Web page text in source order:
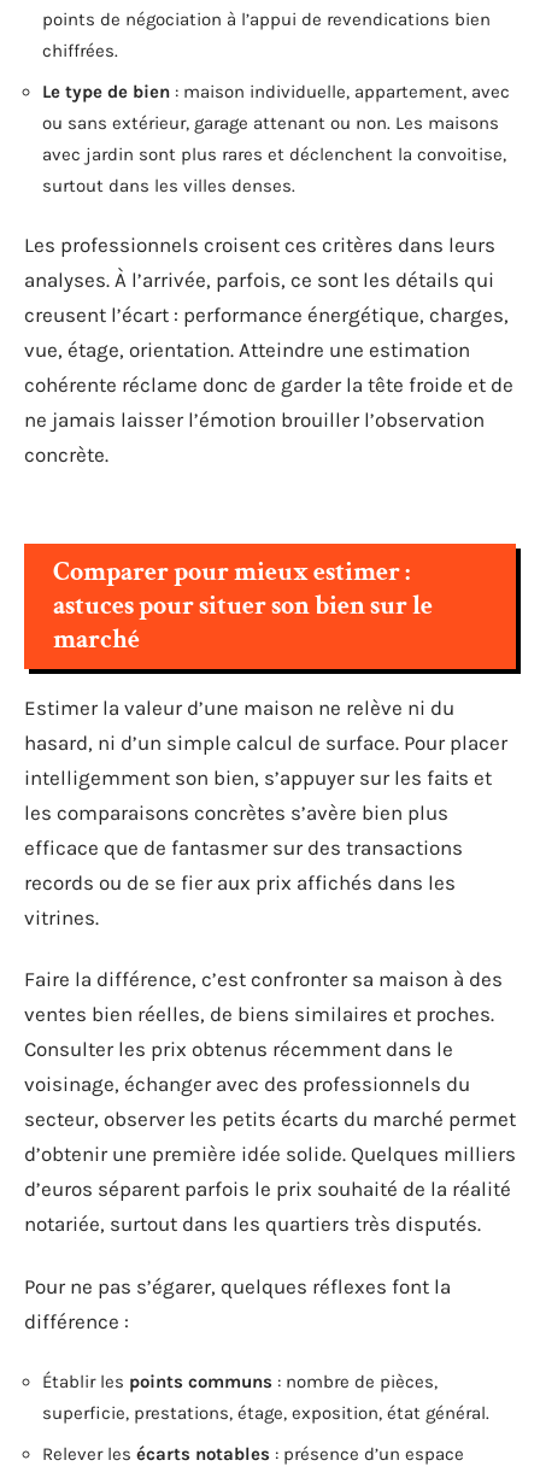
points de négociation à l’appui de revendications bien
chiffrées.
Le type de bien : maison individuelle, appartement, avec
ou sans extérieur, garage attenant ou non. Les maisons
avec jardin sont plus rares et déclenchent la convoitise,
surtout dans les villes denses.
Les professionnels croisent ces critères dans leurs
analyses. À l’arrivée, parfois, ce sont les détails qui
creusent l’écart : performance énergétique, charges,
vue, étage, orientation. Atteindre une estimation
cohérente réclame donc de garder la tête froide et de
ne jamais laisser l’émotion brouiller l’observation
concrète.
Comparer pour mieux estimer :
astuces pour situer son bien sur le
marché
Estimer la valeur d’une maison ne relève ni du
hasard, ni d’un simple calcul de surface. Pour placer
intelligemment son bien, s’appuyer sur les faits et
les comparaisons concrètes s’avère bien plus
efficace que de fantasmer sur des transactions
records ou de se fier aux prix affichés dans les
vitrines.
Faire la différence, c’est confronter sa maison à des
ventes bien réelles, de biens similaires et proches.
Consulter les prix obtenus récemment dans le
voisinage, échanger avec des professionnels du
secteur, observer les petits écarts du marché permet
d’obtenir une première idée solide. Quelques milliers
d’euros séparent parfois le prix souhaité de la réalité
notariée, surtout dans les quartiers très disputés.
Pour ne pas s’égarer, quelques réflexes font la
différence :
Établir les points communs : nombre de pièces,
superficie, prestations, étage, exposition, état général.
Relever les écarts notables : présence d’un espace